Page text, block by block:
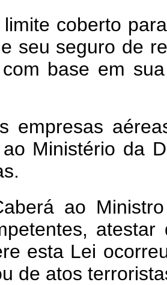
coberto
seu seguro de
base em
empresas
Ministério da
ao
esta Lei
de atos